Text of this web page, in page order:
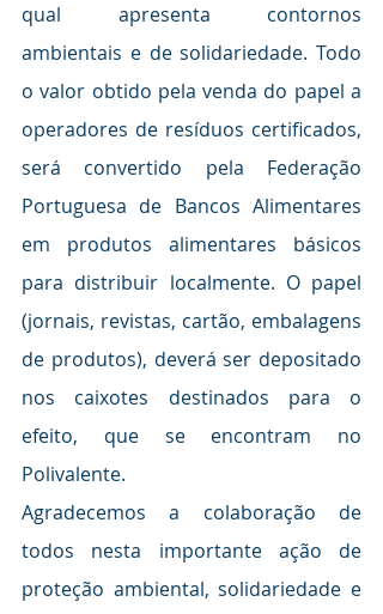
qual apresenta contornos
ambientais e de solidariedade. Todo
o valor obtido pela venda do papel a
operadores de resíduos certificados,
será convertido pela Federação
Portuguesa de Bancos Alimentares
em produtos alimentares básicos
para distribuir localmente. O papel
(jornais, revistas, cartão, embalagens
de produtos), deverá ser depositado
nos caixotes destinados para o
efeito, que se encontram no
Polivalente.
Agradecemos a colaboração de
todos nesta importante ação de
proteção ambiental, solidariedade e